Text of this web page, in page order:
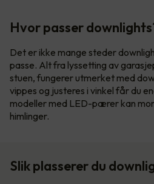
Hvor passer
Det er ikke mange steder
passe. Alt fra lyssetting av
stuen, fungerer utmerket med
vippes og justeres i vinkel får du
modeller med LED-pærer kan
himlinger.
Slik plasserer du